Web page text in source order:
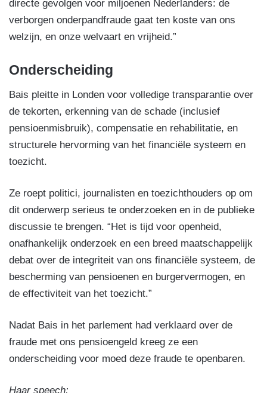
directe gevolgen voor miljoenen Nederlanders: de
verborgen onderpandfraude gaat ten koste van ons
welzijn, en onze welvaart en vrijheid.”
Onderscheiding
Bais pleitte in Londen voor volledige transparantie over
de tekorten, erkenning van de schade (inclusief
pensioenmisbruik), compensatie en rehabilitatie, en
structurele hervorming van het financiële systeem en
toezicht.
Ze roept politici, journalisten en toezichthouders op om
dit onderwerp serieus te onderzoeken en in de publieke
discussie te brengen. “Het is tijd voor openheid,
onafhankelijk onderzoek en een breed maatschappelijk
debat over de integriteit van ons financiële systeem, de
bescherming van pensioenen en burgervermogen, en
de effectiviteit van het toezicht.”
Nadat Bais in het parlement had verklaard over de
fraude met ons pensioengeld kreeg ze een
onderscheiding voor moed deze fraude te openbaren.
Haar speech: